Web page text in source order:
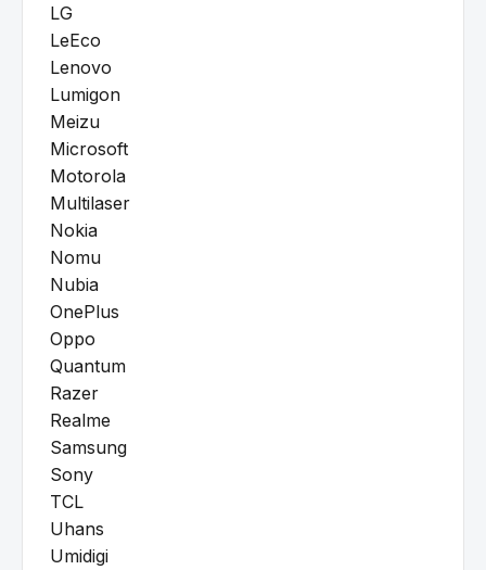
LG
LeEco
Lenovo
Lumigon
Meizu
Microsoft
Motorola
Multilaser
Nokia
Nomu
Nubia
OnePlus
Oppo
Quantum
Razer
Realme
Samsung
Sony
TCL
Uhans
Umidigi